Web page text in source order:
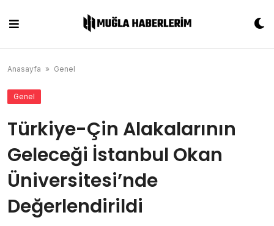
content
Anasayfa » Genel
Genel
Türkiye-Çin Alakalarının
Geleceği İstanbul Okan
Üniversitesi’nde
Değerlendirildi